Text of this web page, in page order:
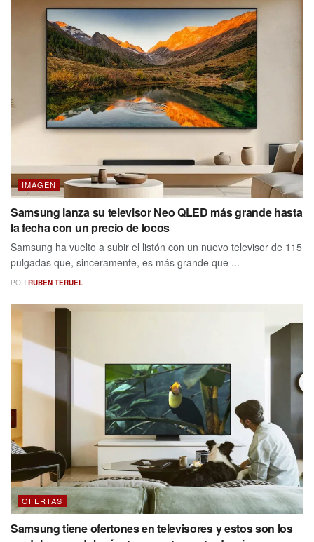
IMAGEN
Samsung lanza su televisor Neo QLED más grande hasta
la fecha con un precio de locos
Samsung ha vuelto a subir el listón con un nuevo televisor de 115
pulgadas que, sinceramente, es más grande que ...
POR RUBEN TERUEL
OFERTAS
Samsung tiene ofertones en televisores y estos son los